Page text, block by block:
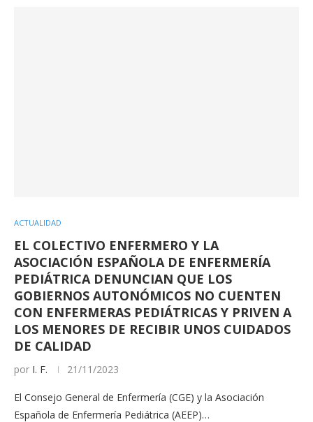
ACTUALIDAD
EL COLECTIVO ENFERMERO Y LA
ASOCIACIÓN ESPAÑOLA DE ENFERMERÍA
PEDIÁTRICA DENUNCIAN QUE LOS
GOBIERNOS AUTONÓMICOS NO CUENTEN
CON ENFERMERAS PEDIÁTRICAS Y PRIVEN A
LOS MENORES DE RECIBIR UNOS CUIDADOS
DE CALIDAD
por I. F. 21/11/2023
El Consejo General de Enfermería (CGE) y la Asociación
Española de Enfermería Pediátrica (AEEP)…